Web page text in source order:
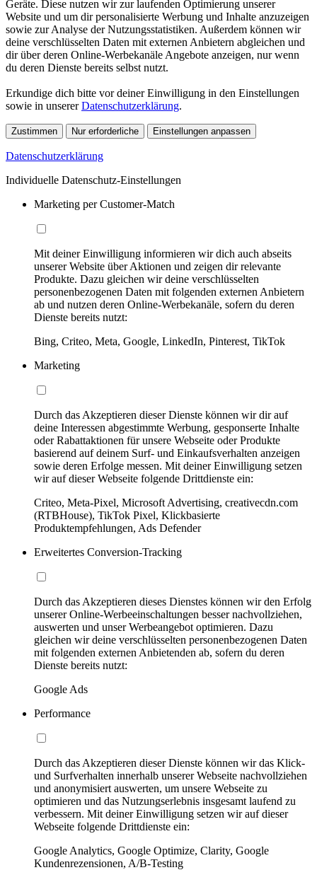
Geräte. Diese nutzen wir zur laufenden Optimierung unserer
Website und um dir personalisierte Werbung und Inhalte anzuzeigen
sowie zur Analyse der Nutzungsstatistiken. Außerdem können wir
deine verschlüsselten Daten mit externen Anbietern abgleichen und
dir über deren Online-Werbekanäle Angebote anzeigen, nur wenn
du deren Dienste bereits selbst nutzt.
Erkundige dich bitte vor deiner Einwilligung in den Einstellungen
sowie in unsererDatenschutzerklärung.
Zustimmen Nur erforderliche Einstellungen anpassen
Datenschutzerklärung
Individuelle Datenschutz-Einstellungen
Marketing per Customer-Match
Mit deiner Einwilligung informieren wir dich auch abseits
unserer Website über Aktionen und zeigen dir relevante
Produkte. Dazu gleichen wir deine verschlüsselten
personenbezogenen Daten mit folgenden externen Anbietern
ab und nutzen deren Online-Werbekanäle, sofern du deren
Dienste bereits nutzt:
Bing, Criteo, Meta, Google, LinkedIn, Pinterest, TikTok
Marketing
Durch das Akzeptieren dieser Dienste können wir dir auf
deine Interessen abgestimmte Werbung, gesponserte Inhalte
oder Rabattaktionen für unsere Webseite oder Produkte
basierend auf deinem Surf- und Einkaufsverhalten anzeigen
sowie deren Erfolge messen. Mit deiner Einwilligung setzen
wir auf dieser Webseite folgende Drittdienste ein:
Criteo, Meta-Pixel, Microsoft Advertising, creativecdn.com
(RTBHouse), TikTok Pixel, Klickbasierte
Produktempfehlungen, Ads Defender
Erweitertes Conversion-Tracking
Durch das Akzeptieren dieses Dienstes können wir den Erfolg
unserer Online-Werbeeinschaltungen besser nachvollziehen,
auswerten und unser Werbeangebot optimieren. Dazu
gleichen wir deine verschlüsselten personenbezogenen Daten
mit folgenden externen Anbietenden ab, sofern du deren
Dienste bereits nutzt:
Google Ads
Performance
Durch das Akzeptieren dieser Dienste können wir das Klick-
und Surfverhalten innerhalb unserer Webseite nachvollziehen
und anonymisiert auswerten, um unsere Webseite zu
optimieren und das Nutzungserlebnis insgesamt laufend zu
verbessern. Mit deiner Einwilligung setzen wir auf dieser
Webseite folgende Drittdienste ein:
Google Analytics, Google Optimize, Clarity, Google
Kundenrezensionen, A/B-Testing